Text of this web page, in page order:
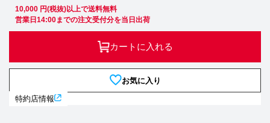
10,000 円(税抜)以上で送料無料
営業日14:00までの注文受付分を当日出荷
カートに入れる
お気に入り
特約店情報